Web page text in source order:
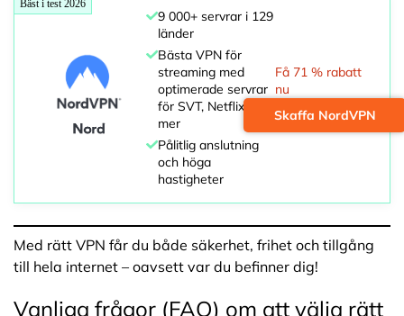
Bäst i test 2026
9 000+ servrar i 129
länder
Bästa VPN för
streaming med
optimerade servrar
för SVT, Netflix och
mer
Pålitlig anslutning
och höga
hastigheter
Få 71 % rabatt
nu
Skaffa NordVPN
Med rätt VPN får du både säkerhet, frihet och tillgång
till hela internet – oavsett var du befinner dig!
Vanliga frågor (FAQ) om att välja rätt